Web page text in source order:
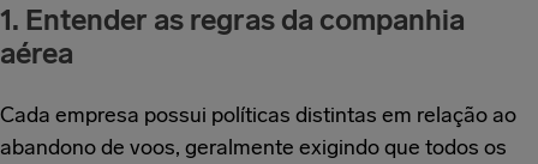
1. Entender as regras da companhia
aérea
Cada empresa possui políticas distintas em relação ao
abandono de voos, geralmente exigindo que todos os